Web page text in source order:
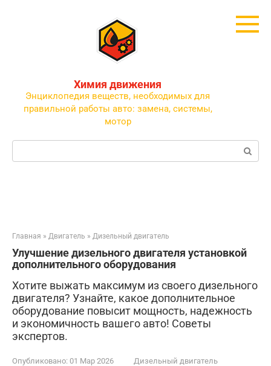
Химия движения
Энциклопедия веществ, необходимых для
правильной работы авто: замена, системы,
мотор
Поиск:
Главная » Двигатель » Дизельный двигатель
Улучшение дизельного двигателя установкой
дополнительного оборудования
Хотите выжать максимум из своего дизельного
двигателя? Узнайте, какое дополнительное
оборудование повысит мощность, надежность
и экономичность вашего авто! Советы
экспертов.
Опубликовано: 01 Мар 2026
Дизельный двигатель